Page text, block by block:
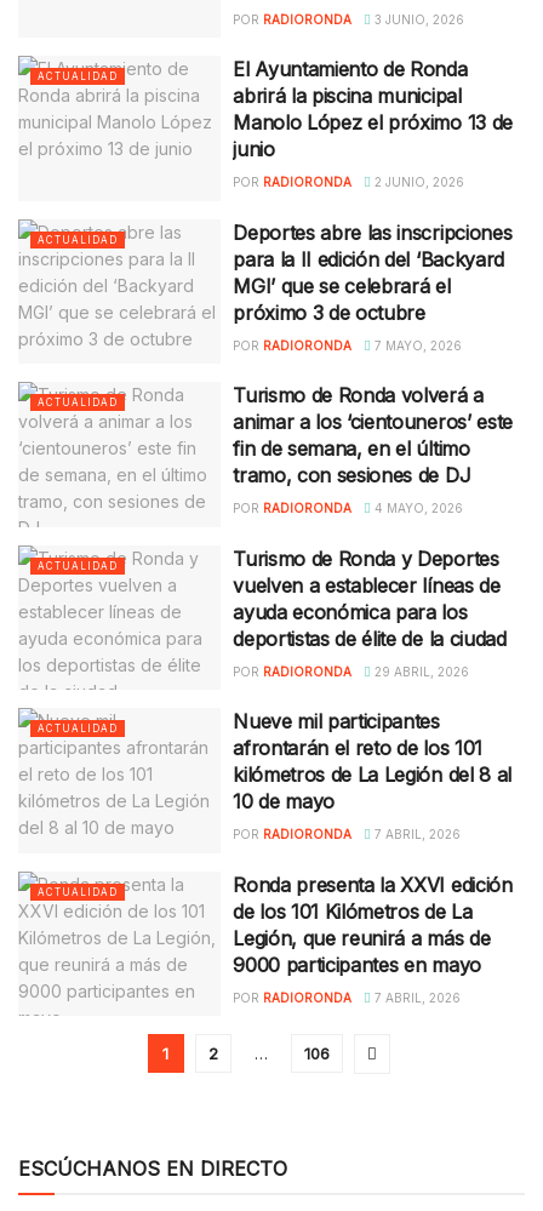
POR RADIORONDA 3 JUNIO, 2026
ACTUALIDAD
El Ayuntamiento de Ronda
abrirá la piscina municipal
Manolo López el próximo 13 de
junio
POR RADIORONDA 2 JUNIO, 2026
ACTUALIDAD
Deportes abre las inscripciones
para la II edición del ‘Backyard
MGI’ que se celebrará el
próximo 3 de octubre
POR RADIORONDA 7 MAYO, 2026
ACTUALIDAD
Turismo de Ronda volverá a
animar a los ‘cientouneros’ este
fin de semana, en el último
tramo, con sesiones de DJ
POR RADIORONDA 4 MAYO, 2026
ACTUALIDAD
Turismo de Ronda y Deportes
vuelven a establecer líneas de
ayuda económica para los
deportistas de élite de la ciudad
POR RADIORONDA 29 ABRIL, 2026
ACTUALIDAD
Nueve mil participantes
afrontarán el reto de los 101
kilómetros de La Legión del 8 al
10 de mayo
POR RADIORONDA 7 ABRIL, 2026
ACTUALIDAD
Ronda presenta la XXVI edición
de los 101 Kilómetros de La
Legión, que reunirá a más de
9000 participantes en mayo
POR RADIORONDA 7 ABRIL, 2026
1 2 … 106
ESCÚCHANOS EN DIRECTO